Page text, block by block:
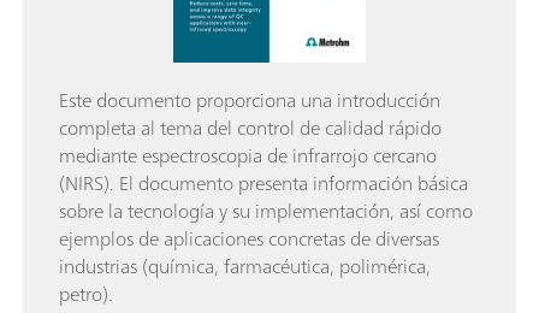
Este documento proporciona una introducción
completa al tema del control de calidad rápido
mediante espectroscopia de infrarrojo cercano
(NIRS). El documento presenta información básica
sobre la tecnología y su implementación, así como
ejemplos de aplicaciones concretas de diversas
industrias (química, farmacéutica, polimérica,
petro).